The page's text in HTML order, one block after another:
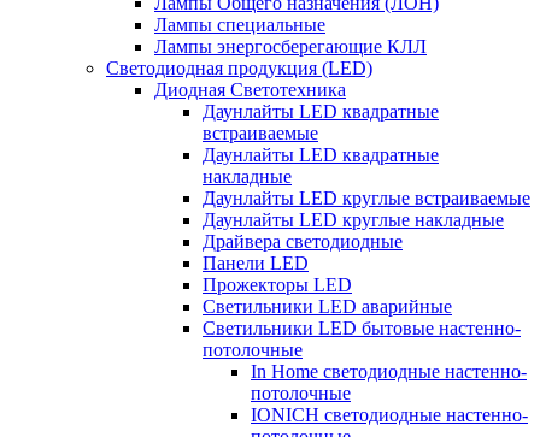
Лампы специальные
Лампы энергосберегающие КЛЛ
Светодиодная продукция (LED)
Диодная Светотехника
Даунлайты LED квадратные
встраиваемые
Даунлайты LED квадратные
накладные
Даунлайты LED круглые встраиваемые
Даунлайты LED круглые накладные
Драйвера светодиодные
Панели LED
Прожекторы LED
Светильники LED аварийные
Светильники LED бытовые настенно-
потолочные
In Home светодиодные настенно-
потолочные
IONICH светодиодные настенно-